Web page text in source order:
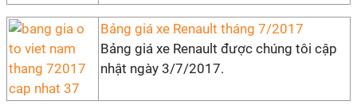
Bảng giá xe Renault tháng 7/2017
Bảng giá xe Renault được chúng tôi cập
nhật ngày 3/7/2017.